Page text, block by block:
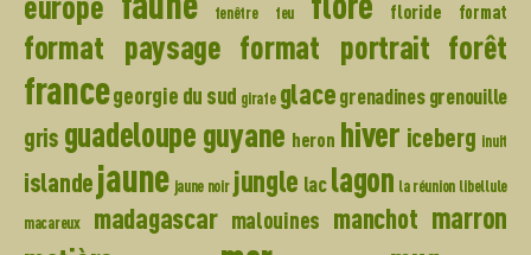
fenêtre feu floride format
format paysage format portrait forêt
francegeorgie du sud girafe glacegrenadinesgrenouille
gris guadeloupe guyane heron hiver iceberg inuit
islandejaune jaune noir jungle laclagon la réunion libellule
macareux
madagascar malouines manchot marron